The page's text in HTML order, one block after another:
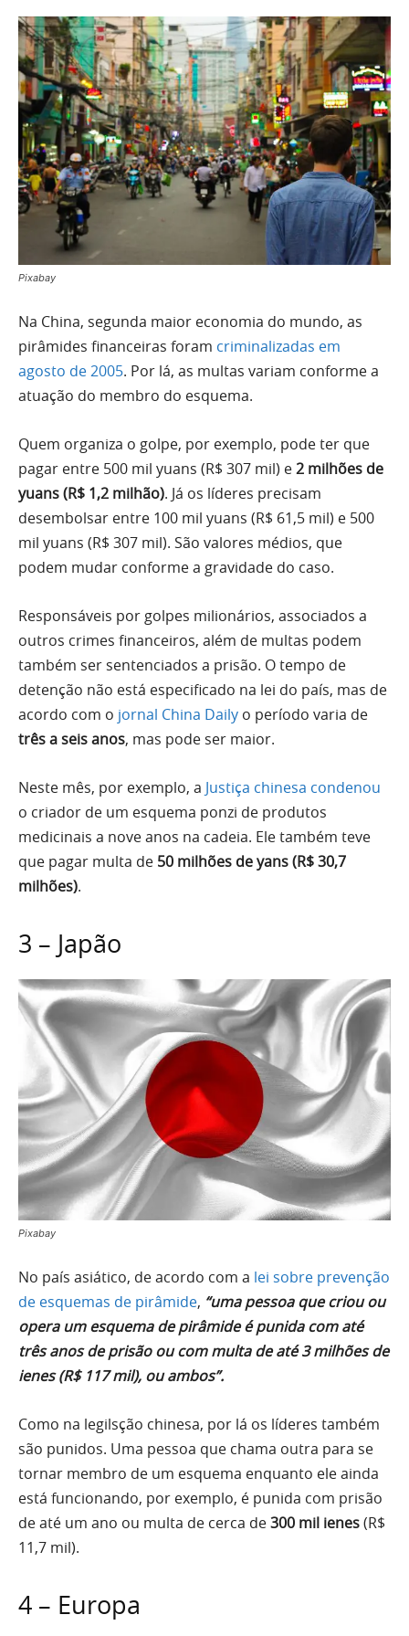
Pixabay
Na China, segunda maior economia do mundo, as
pirâmides financeiras foram criminalizadas em
agosto de 2005. Por lá, as multas variam conforme a
atuação do membro do esquema.
Quem organiza o golpe, por exemplo, pode ter que
pagar entre 500 mil yuans (R$ 307 mil) e2 milhões de
yuans (R$ 1,2 milhão). Já os líderes precisam
desembolsar entre 100 mil yuans (R$ 61,5 mil) e 500
mil yuans (R$ 307 mil). São valores médios, que
podem mudar conforme a gravidade do caso.
Responsáveis por golpes milionários, associados a
outros crimes financeiros, além de multas podem
também ser sentenciados a prisão. O tempo de
detenção não está especificado na lei do país, mas de
acordo com o jornal China Daily o período varia de
três a seis anos, mas pode ser maior.
Neste mês, por exemplo, a Justiça chinesa condenou
o criador de um esquema ponzi de produtos
medicinais a nove anos na cadeia. Ele também teve
que pagar multa de 50 milhões de yans (R$ 30,7
milhões).
3 – Japão
Pixabay
No país asiático, de acordo com a lei sobre prevenção
de esquemas de pirâmide, “uma pessoa que criou ou
opera um esquema de pirâmide é punida com até
três anos de prisão ou com multa de até 3 milhões de
ienes (R$ 117 mil), ou ambos”.
Como na legilsção chinesa, por lá os líderes também
são punidos. Uma pessoa que chama outra para se
tornar membro de um esquema enquanto ele ainda
está funcionando, por exemplo, é punida com prisão
de até um ano ou multa de cerca de300 mil ienes(R$
11,7 mil).
4 – Europa